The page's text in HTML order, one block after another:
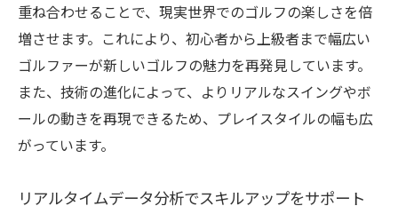
重ね合わせることで、現実世界でのゴルフの楽しさを倍
増させます。これにより、初心者から上級者まで幅広い
ゴルファーが新しいゴルフの魅力を再発見しています。
また、技術の進化によって、よりリアルなスイングやボ
ールの動きを再現できるため、プレイスタイルの幅も広
がっています。
リアルタイムデータ分析でスキルアップをサポート